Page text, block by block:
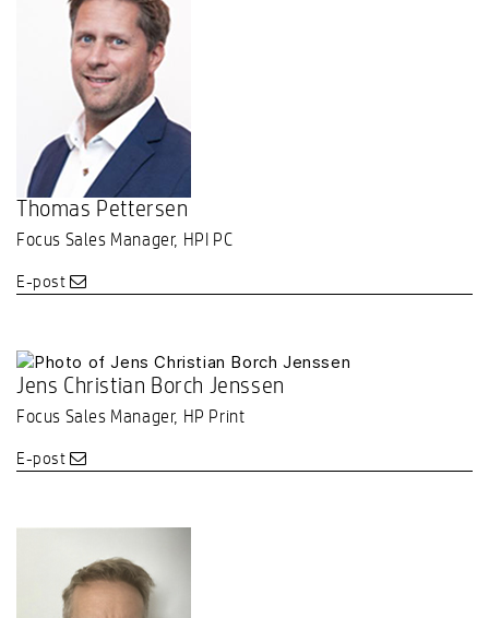
Thomas Pettersen
Focus Sales Manager, HPI PC
E-post
Jens Christian Borch Jenssen
Focus Sales Manager, HP Print
E-post